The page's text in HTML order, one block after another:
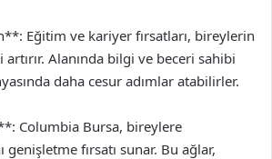
Eğitim ve kariyer fırsatları, bireylerin
Alanında bilgi ve beceri sahibi
daha cesur adımlar atabilirler.
Columbia Bursa, bireylere
genişletme fırsatı sunar. Bu ağlar,